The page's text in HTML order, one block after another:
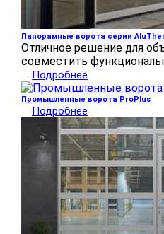
Панорамные ворота серии
Отличное решение для
совместить
Подробнее
Промышленные ворота ProPlus
Подробнее